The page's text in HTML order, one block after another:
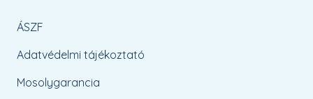
ÁSZF
Adatvédelmi tájékoztató
Mosolygarancia